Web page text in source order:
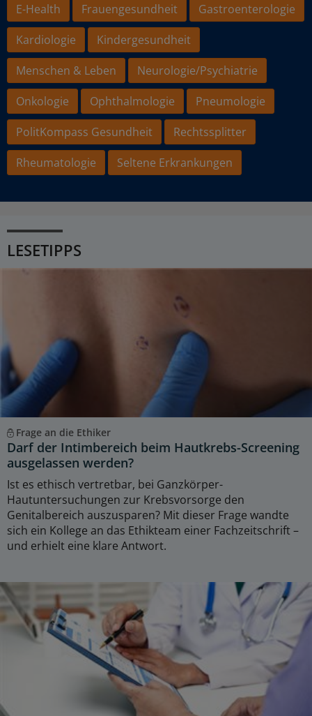
E-Health
Frauengesundheit
Gastroenterologie
Kardiologie
Kindergesundheit
Menschen & Leben
Neurologie/Psychiatrie
Onkologie
Ophthalmologie
Pneumologie
PolitKompass Gesundheit
Rechtssplitter
Rheumatologie
Seltene Erkrankungen
LESETIPPS
Frage an die Ethiker
Darf der Intimbereich beim Hautkrebs-Screening
ausgelassen werden?
Ist es ethisch vertretbar, bei Ganzkörper-
Hautuntersuchungen zur Krebsvorsorge den
Genitalbereich auszusparen? Mit dieser Frage wandte
sich ein Kollege an das Ethikteam einer Fachzeitschrift –
und erhielt eine klare Antwort.